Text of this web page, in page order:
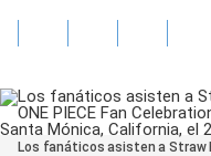
Sports
Los fanáticos asisten a Straw